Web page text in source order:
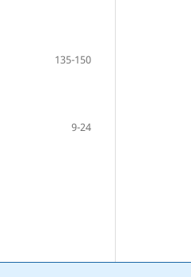
135-150
9-24